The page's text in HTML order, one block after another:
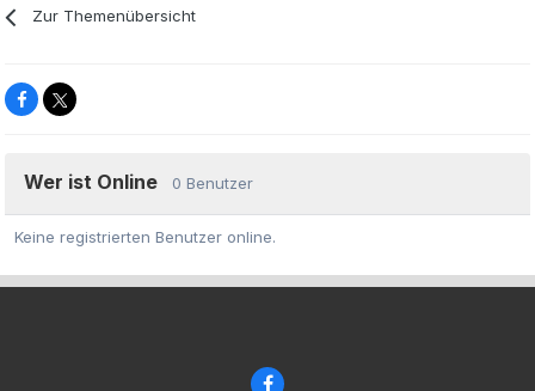
Zur Themenübersicht
Wer ist Online 0 Benutzer
Keine registrierten Benutzer online.